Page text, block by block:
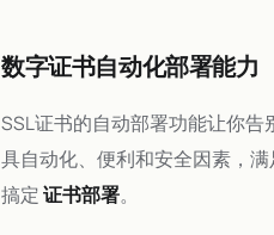
数字证书自动化部署能力
SSL证书的自动部署功能让你
具自动化、便利和安全因素，
搞定证书部署。